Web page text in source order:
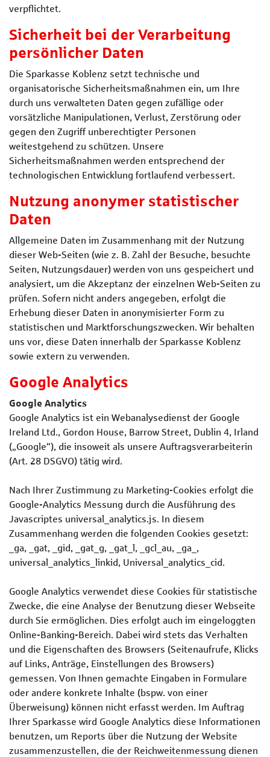
verpflichtet.
Sicherheit bei der Verarbeitung
persönlicher Daten
Die Sparkasse Koblenz setzt technische und
organisatorische Sicherheitsmaßnahmen ein, um Ihre
durch uns verwalteten Daten gegen zufällige oder
vorsätzliche Manipulationen, Verlust, Zerstörung oder
gegen den Zugriff unberechtigter Personen
weitestgehend zu schützen. Unsere
Sicherheitsmaßnahmen werden entsprechend der
technologischen Entwicklung fortlaufend verbessert.
Nutzung anonymer statistischer
Daten
Allgemeine Daten im Zusammenhang mit der Nutzung
dieser Web-Seiten (wie z. B. Zahl der Besuche, besuchte
Seiten, Nutzungsdauer) werden von uns gespeichert und
analysiert, um die Akzeptanz der einzelnen Web-Seiten zu
prüfen. Sofern nicht anders angegeben, erfolgt die
Erhebung dieser Daten in anonymisierter Form zu
statistischen und Marktforschungszwecken. Wir behalten
uns vor, diese Daten innerhalb der Sparkasse Koblenz
sowie extern zu verwenden.
Google Analytics
Google Analytics
Google Analytics ist ein Web­analysedienst der Google
Ireland Ltd., Gordon House, Barrow Street, Dublin 4, Irland
(„Google“), die insoweit als unsere Auftrags­verarbeiterin
(Art. 28 DSGVO) tätig wird.
Nach Ihrer Zustimmung zu Marketing-Cookies erfolgt die
Google-Analytics Messung durch die Ausführung des
Javascriptes universal_analytics.js. In diesem
Zusammenhang werden die folgenden Cookies gesetzt:
_ga, _gat, _gid, _gat_g, _gat_l, _gcl_au, _ga_,
universal_analytics_linkid, Universal_analytics_cid.
Google Analytics verwendet diese Cookies für statistische
Zwecke, die eine Analyse der Benutzung dieser Webseite
durch Sie ermöglichen. Dies erfolgt auch im eingeloggten
Online-Banking-Bereich. Dabei wird stets das Verhalten
und die Eigenschaften des Browsers (Seiten­aufrufe, Klicks
auf Links, Anträge, Einstellungen des Browsers)
gemessen. Von Ihnen gemachte Eingaben in Formulare
oder andere konkrete Inhalte (bspw. von einer
Überweisung) können nicht erfasst werden. Im Auftrag
Ihrer Sparkasse wird Google Analytics diese Informationen
benutzen, um Reports über die Nutzung der Website
zusammen­zustellen, die der Reichweiten­messung dienen